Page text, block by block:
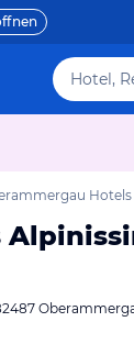
Hotels